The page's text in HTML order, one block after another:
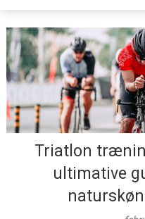
Triatlon
ultimative